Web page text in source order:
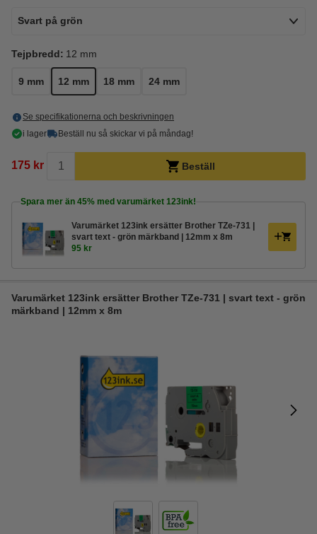
Svart på grön
Tejpbredd: 12 mm
9 mm 12 mm 18 mm 24 mm
Se specifikationerna och beskrivningen
i lager
Beställ nu så skickar vi på måndag!
175 kr Beställ
Spara mer än 45% med varumärket 123ink!
Varumärket 123ink ersätter Brother TZe-731 |
svart text - grön märkband | 12mm x 8m
95 kr
Varumärket 123ink ersätter Brother TZe-731 | svart text - grön
märkband | 12mm x 8m